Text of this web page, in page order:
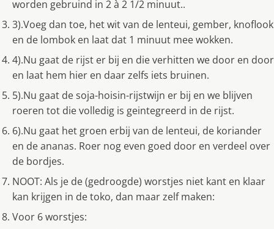
worden gebruind in 2 à 2 1/2 minuut..
3).Voeg dan toe, het wit van de lenteui, gember, knoflook
en de lombok en laat dat 1 minuut mee wokken.
4).Nu gaat de rijst er bij en die verhitten we door en door
en laat hem hier en daar zelfs iets bruinen.
5).Nu gaat de soja-hoisin-rijstwijn er bij en we blijven
roeren tot die volledig is geintegreerd in de rijst.
6).Nu gaat het groen erbij van de lenteui, de koriander
en de ananas. Roer nog even goed door en verdeel over
de bordjes.
NOOT: Als je de (gedroogde) worstjes niet kant en klaar
kan krijgen in de toko, dan maar zelf maken:
Voor 6 worstjes: